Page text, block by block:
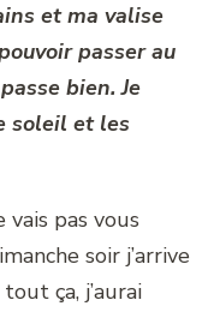
et ma valise
passer au
bien. Je
soleil et les
vais pas vous
soir j’arrive
ça, j’aurai